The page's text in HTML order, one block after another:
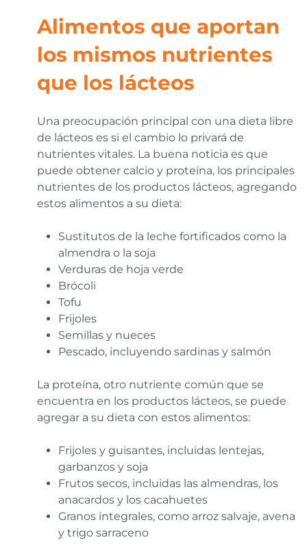
Alimentos que aportan
los mismos nutrientes
que los lácteos
Una preocupación principal con una dieta libre
de lácteos es si el cambio lo privará de
nutrientes vitales. La buena noticia es que
puede obtener calcio y proteína, los principales
nutrientes de los productos lácteos, agregando
estos alimentos a su dieta:
Sustitutos de la leche fortificados como la
almendra o la soja
Verduras de hoja verde
Brócoli
Tofu
Frijoles
Semillas y nueces
Pescado, incluyendo sardinas y salmón
La proteína, otro nutriente común que se
encuentra en los productos lácteos, se puede
agregar a su dieta con estos alimentos:
Frijoles y guisantes, incluidas lentejas,
garbanzos y soja
Frutos secos, incluidas las almendras, los
anacardos y los cacahuetes
Granos integrales, como arroz salvaje, avena
y trigo sarraceno